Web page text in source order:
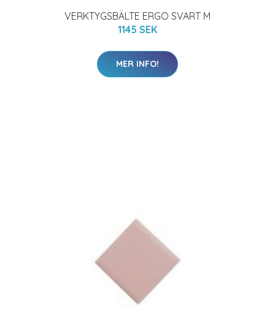
VERKTYGSBÄLTE ERGO SVART M
1145 SEK
MER INFO!